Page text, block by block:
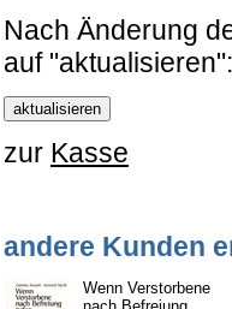
Nach Änderung
auf "aktualisieren":
zur Kasse
andere Kunden
Wenn Verstorbene